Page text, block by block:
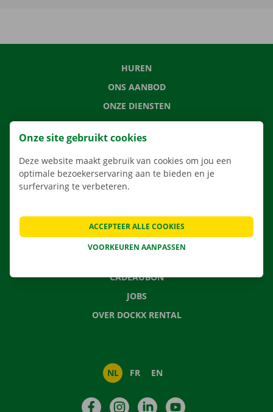
HUREN
ONS AANBOD
ONZE DIENSTEN
LOCATIES
APP
VERHUISOPLOSSINGEN
CONTACTEER ONS
VEELGESTELDE VRAGEN
CADEAUBON
JOBS
OVER DOCKX RENTAL
NL FR EN
FacebookInstagramLinkedIn
Onze site gebruikt cookies
Deze website maakt gebruik van cookies om jou een
optimale bezoekerservaring aan te bieden en je
surfervaring te verbeteren.
VOORKEUREN AANPASSEN
ACCEPTEER ALLE COOKIES